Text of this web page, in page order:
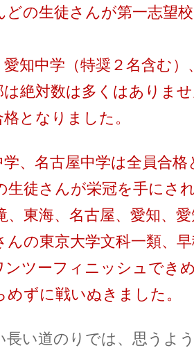
どの生徒さんが第一志望
知中学（特奨２名含む
は絶対数は多くはありま
となりました。
学、名古屋中学は全員合
生徒さんが栄冠を手にさ
、東海、名古屋、愛知、
んの東京大学文科一類、
ンツーフィニッシュでき
ずに戦いぬきました。
長い道のりでは、思うよ